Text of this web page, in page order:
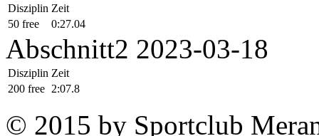
Disziplin Zeit
50 free
0:27.04
Abschnitt2 2023-03-18
Disziplin Zeit
200 free 2:07.8
© 2015 by Sportclub